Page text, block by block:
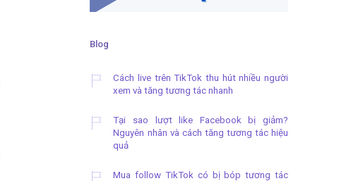
Blog
Cách live trên TikTok thu hút nhiều người
xem và tăng tương tác nhanh
Tại sao lượt like Facebook bị giảm?
Nguyên nhân và cách tăng tương tác hiệu
quả
Mua follow TikTok có bị bóp tương tác